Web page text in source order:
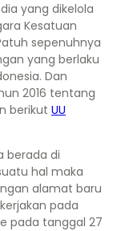
yang dikelola
Kesatuan
sepenuhnya
yang berlaku
Dan
2016 tentang
berikut UU
berada di
hal maka
alamat baru
pada
pada tanggal 27